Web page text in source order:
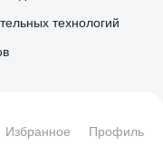
Избранное Профиль
технологий